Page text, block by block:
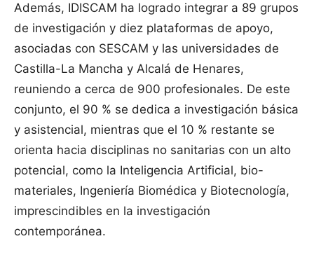
Además, IDISCAM ha logrado integrar a 89 grupos
de investigación y diez plataformas de apoyo,
asociadas con SESCAM y las universidades de
Castilla-La Mancha y Alcalá de Henares,
reuniendo a cerca de 900 profesionales. De este
conjunto, el 90 % se dedica a investigación básica
y asistencial, mientras que el 10 % restante se
orienta hacia disciplinas no sanitarias con un alto
potencial, como la Inteligencia Artificial, bio-
materiales, Ingeniería Biomédica y Biotecnología,
imprescindibles en la investigación
contemporánea.